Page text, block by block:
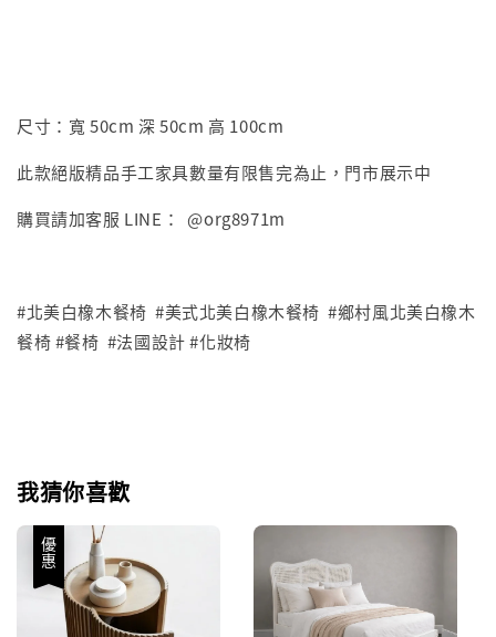
尺寸：寬 50cm 深 50cm 高 100cm
此款絕版精品手工家具數量有限售完為止，門市展示中
購買請加客服 LINE： @org8971m
#北美白橡木餐椅 #美式北美白橡木餐椅 #鄉村風北美白橡木
餐椅 #餐椅 #法國設計 #化妝椅
我猜你喜歡
優惠